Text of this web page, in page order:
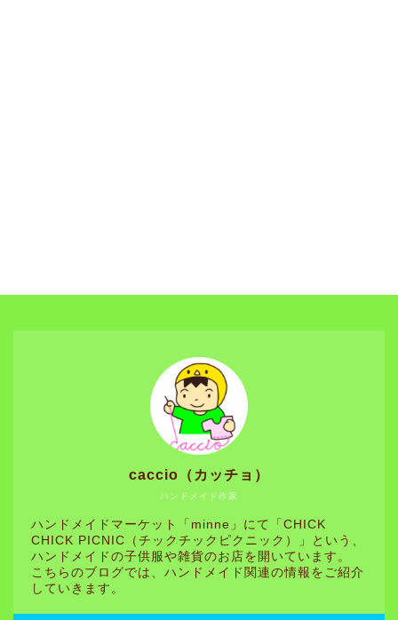
ハンドメイド作家
caccio（カッチョ）
ハンドメイドマーケット「minne」にて「CHICK
CHICK PICNIC（チックチックピクニック）」という、
ハンドメイドの子供服や雑貨のお店を開いています。
こちらのブログでは、ハンドメイド関連の情報をご紹介
していきます。